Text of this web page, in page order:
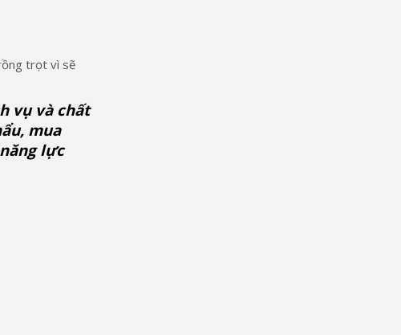
trọt vì sẽ
vụ và chất
mua
lực